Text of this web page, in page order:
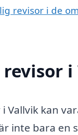
revisor i de
revisor
Vallvik kan
inte bara en